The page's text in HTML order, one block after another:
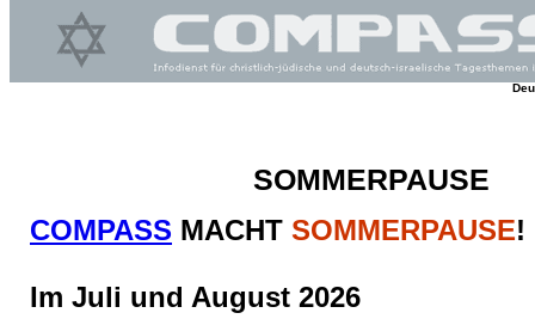
SOMMERPAUSE
COMPASS MACHT SOMMERPAUSE!
Im Juli und August 2026